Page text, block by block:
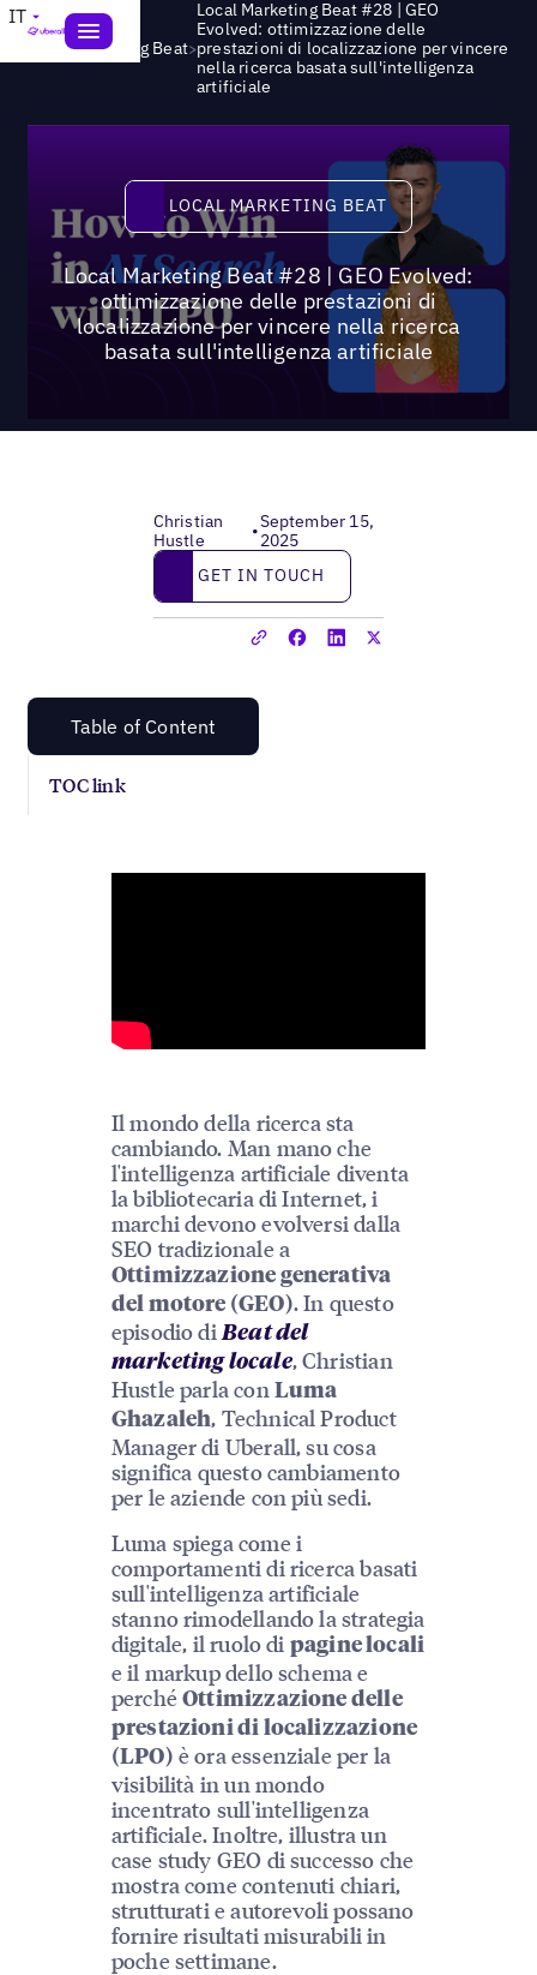
IT
Local Marketing Beat>
Local Marketing Beat #28 | GEO
Evolved: ottimizzazione delle
prestazioni di localizzazione per vincere
nella ricerca basata sull'intelligenza
artificiale
Local Marketing Beat
LOCAL MARKETING BEAT
Local Marketing Beat #28 | GEO Evolved:
ottimizzazione delle prestazioni di
localizzazione per vincere nella ricerca
basata sull'intelligenza artificiale
Christian
Hustle
•September 15,
2025
Get in touch
GET IN TOUCH
Table of Content
TOC link
Il mondo della ricerca sta
cambiando. Man mano che
l'intelligenza artificiale diventa
la bibliotecaria di Internet, i
marchi devono evolversi dalla
SEO tradizionale a
Ottimizzazione generativa
del motore (GEO). In questo
episodio di Beat del
marketing locale, Christian
Hustle parla con Luma
Ghazaleh, Technical Product
Manager di Uberall, su cosa
significa questo cambiamento
per le aziende con più sedi.
Luma spiega come i
comportamenti di ricerca basati
sull'intelligenza artificiale
stanno rimodellando la strategia
digitale, il ruolo di pagine locali
e il markup dello schema e
perchéOttimizzazione delle
prestazioni di localizzazione
(LPO) è ora essenziale per la
visibilità in un mondo
incentrato sull'intelligenza
artificiale. Inoltre, illustra un
case study GEO di successo che
mostra come contenuti chiari,
strutturati e autorevoli possano
fornire risultati misurabili in
poche settimane.